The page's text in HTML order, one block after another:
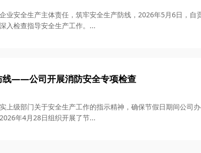
业安全生产主体责任，筑牢安全生产防线，2026年5月6日，自
入检查指导安全生产工作。...
线——公司开展消防安全专项检查
上级部门关于安全生产工作的指示精神，确保节假日期间公司
年4月28日组织开展了节...